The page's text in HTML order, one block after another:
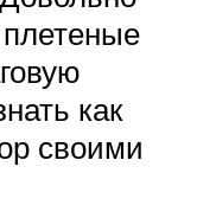
как
своими